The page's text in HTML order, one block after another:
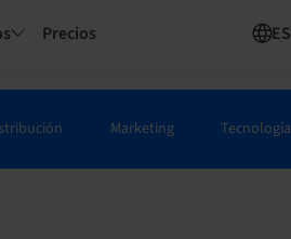
Precios ES
Marketing Tecnología